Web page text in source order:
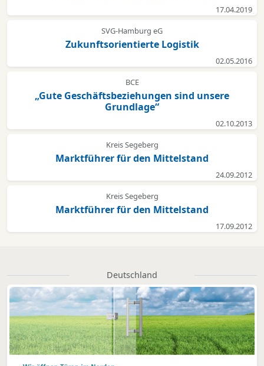
17.04.2019
SVG-Hamburg eG
Zukunftsorientierte Logistik
02.05.2016
BCE
„Gute Geschäftsbeziehungen sind unsere
Grundlage“
02.10.2013
Kreis Segeberg
Marktführer für den Mittelstand
24.09.2012
Kreis Segeberg
Marktführer für den Mittelstand
17.09.2012
Deutschland